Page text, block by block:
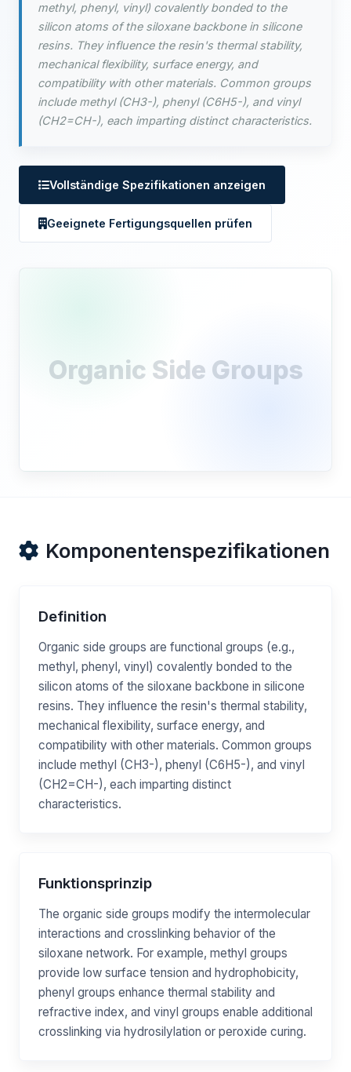
methyl, phenyl, vinyl) covalently bonded to the
silicon atoms of the siloxane backbone in silicone
resins. They influence the resin's thermal stability,
mechanical flexibility, surface energy, and
compatibility with other materials. Common groups
include methyl (CH3-), phenyl (C6H5-), and vinyl
(CH2=CH-), each imparting distinct characteristics.
Vollständige Spezifikationen anzeigen
Geeignete Fertigungsquellen prüfen
Organic Side Groups
Komponentenspezifikationen
Definition
Organic side groups are functional groups (e.g.,
methyl, phenyl, vinyl) covalently bonded to the
silicon atoms of the siloxane backbone in silicone
resins. They influence the resin's thermal stability,
mechanical flexibility, surface energy, and
compatibility with other materials. Common groups
include methyl (CH3-), phenyl (C6H5-), and vinyl
(CH2=CH-), each imparting distinct
characteristics.
Funktionsprinzip
The organic side groups modify the intermolecular
interactions and crosslinking behavior of the
siloxane network. For example, methyl groups
provide low surface tension and hydrophobicity,
phenyl groups enhance thermal stability and
refractive index, and vinyl groups enable additional
crosslinking via hydrosilylation or peroxide curing.